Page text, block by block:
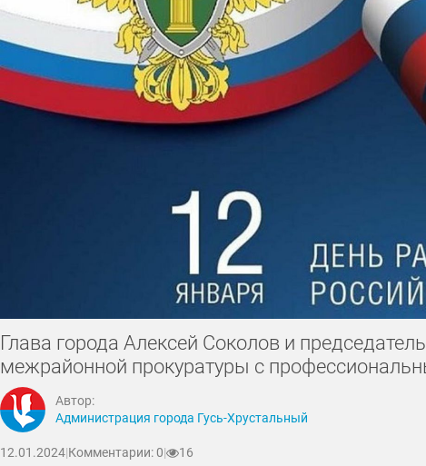
Глава города Алексей Соколов и
межрайонной прокуратуры с
Автор:
Администрация города Гусь-Хрустальный
12.01.2024|Комментарии: 0| 16